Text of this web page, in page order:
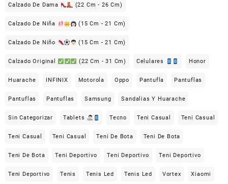
Calzado De Dama (22 Cm - 26 Cm)
Calzado De Niña (15 Cm - 21 Cm)
Calzado De Niño (15 Cm - 21 Cm)
Calzado Original (22 Cm - 31 Cm) Celulares Honor
Huarache INFINIX Motorola Oppo Pantufla Pantuflas
Pantuflas Pantuflas Samsung Sandalias Y Huarache
Sin Categorizar Tablets Tecno Teni Casual Teni Casual
Teni Casual Teni Casual Teni De Bota Teni De Bota
Teni De Bota Teni Deportivo Teni Deportivo Teni Deportivo
Teni Deportivo Tenis Tenis Led Tenis Led Vortex Xiaomi